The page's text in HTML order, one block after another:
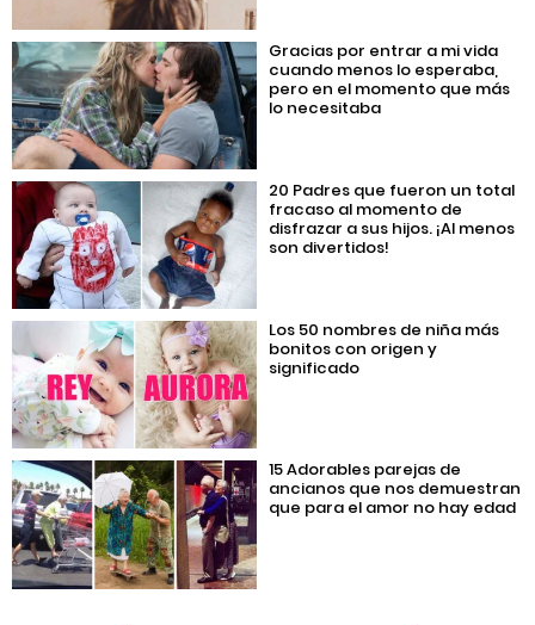
Gracias por entrar a mi vida
cuando menos lo esperaba,
pero en el momento que más
lo necesitaba
20 Padres que fueron un total
fracaso al momento de
disfrazar a sus hijos. ¡Al menos
son divertidos!
Los 50 nombres de niña más
bonitos con origen y
significado
15 Adorables parejas de
ancianos que nos demuestran
que para el amor no hay edad